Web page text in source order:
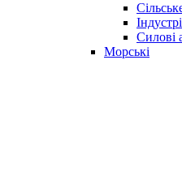
Силові
Морські